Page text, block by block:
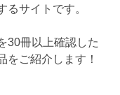
るサイトです。
30冊以上確認した
をご紹介します！